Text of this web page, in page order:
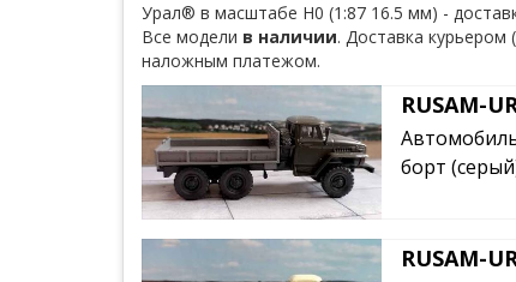
Урал® в масштабе H0 (1:87 16.5 мм) -
Все модели в наличии. Доставка
наложным платежом.
RUSAM-
борт
RUSAM-